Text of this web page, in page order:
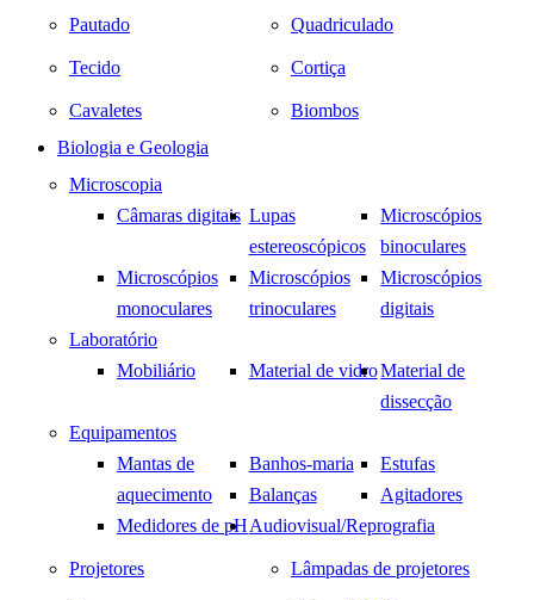
Pautado Quadriculado
Tecido Cortiça
Cavaletes
Biombos
Biologia e Geologia
Microscopia
Câmaras digitais Lupas
estereoscópicos
Microscópios
binoculares
Microscópios
monoculares
Microscópios
trinoculares
Microscópios
digitais
Laboratório
Mobiliário
Material de vidroMaterial de
dissecção
Equipamentos
Mantas de
aquecimento
Banhos-maria
Estufas
Balanças
Agitadores
Medidores de pHAudiovisual/Reprografia
Projetores Lâmpadas de projetores